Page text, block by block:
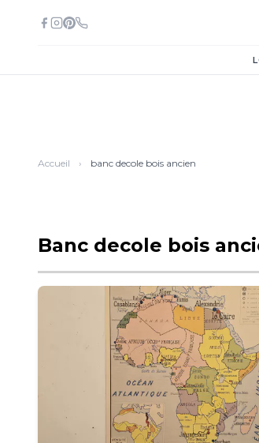
Accueil › banc decole bois ancien
Banc decole bois